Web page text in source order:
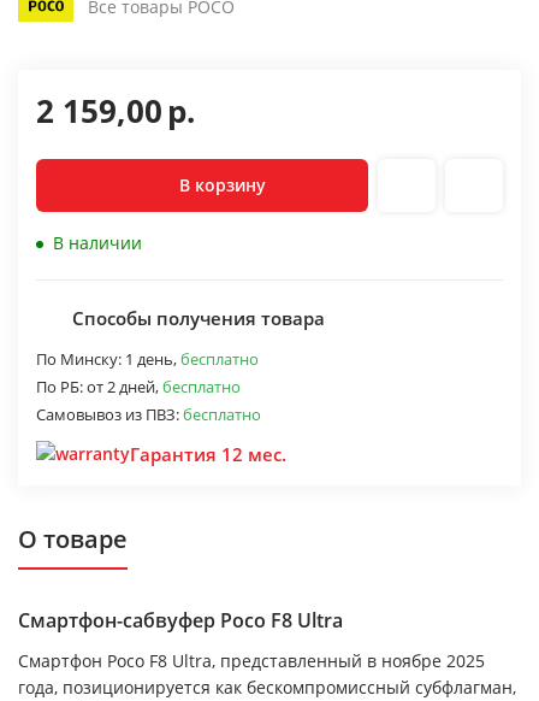
Все товары POCO
2 159,00р.
В корзину
В наличии
Способы получения товара
По Минску: 1 день,бесплатно
По РБ:от 2 дней,бесплатно
Самовывоз из ПВЗ:бесплатно
Гарантия 12 мес.
О товаре
Смартфон-сабвуфер Poco F8 Ultra
Смартфон Poco F8 Ultra, представленный в ноябре 2025
года, позиционируется как бескомпромиссный субфлагман,